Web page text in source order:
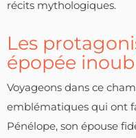
récits mythologiques.
Les
épopée
Voyageons dans ce
emblématiques qui ont
Pénélope, son épouse